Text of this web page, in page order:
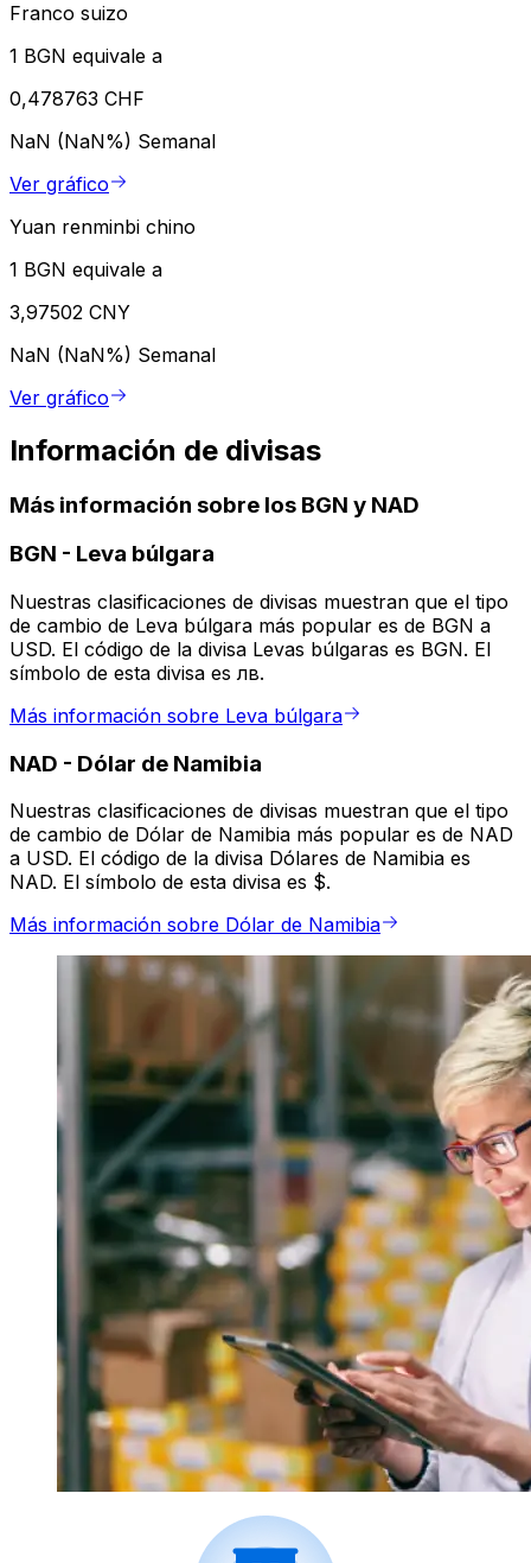
Franco suizo
1 BGN equivale a
0,478763 CHF
NaN (NaN%) Semanal
Ver gráfico
Yuan renminbi chino
1 BGN equivale a
3,97502 CNY
NaN (NaN%) Semanal
Ver gráfico
Información de divisas
Más información sobre los BGN y NAD
BGN - Leva búlgara
Nuestras clasificaciones de divisas muestran que el tipo
de cambio de Leva búlgara más popular es de BGN a
USD. El código de la divisa Levas búlgaras es BGN. El
símbolo de esta divisa es лв.
Más información sobre Leva búlgara
NAD - Dólar de Namibia
Nuestras clasificaciones de divisas muestran que el tipo
de cambio de Dólar de Namibia más popular es de NAD
a USD. El código de la divisa Dólares de Namibia es
NAD. El símbolo de esta divisa es $.
Más información sobre Dólar de Namibia